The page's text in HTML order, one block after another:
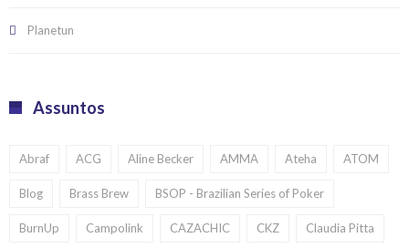
Planetun
Assuntos
Abraf ACG Aline Becker AMMA Ateha ATOM
Blog Brass Brew BSOP - Brazilian Series of Poker
BurnUp Campolink CAZACHIC CKZ Claudia Pitta